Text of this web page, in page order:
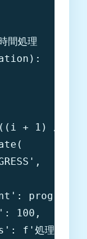
間処理
+ 1) /
progress,
100,
f'処理中